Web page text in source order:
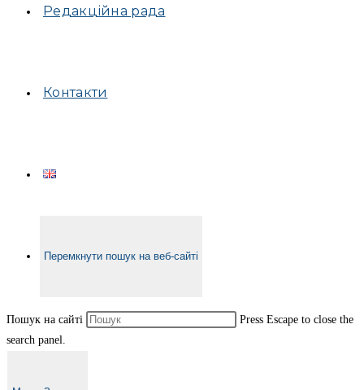
Редакційна рада
Контакти
Перемкнути пошук на веб-сайті
Пошук на сайті
Press Escape to close the
search panel.